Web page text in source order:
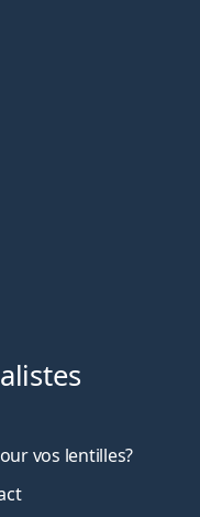
vos lentilles?